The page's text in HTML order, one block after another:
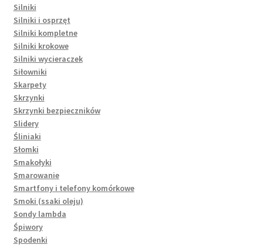
Silniki
Silniki i osprzęt
Silniki kompletne
Silniki krokowe
Silniki wycieraczek
Siłowniki
Skarpety
Skrzynki
Skrzynki bezpieczników
Slidery
Śliniaki
Słomki
Smakołyki
Smarowanie
Smartfony i telefony komórkowe
Smoki (ssaki oleju)
Sondy lambda
Śpiwory
Spodenki